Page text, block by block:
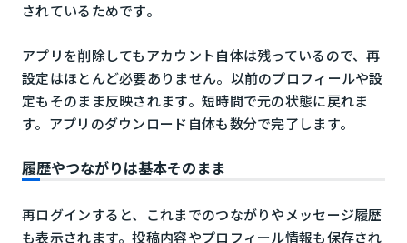
されているためです。
アプリを削除してもアカウント自体は残っているので、再
設定はほとんど必要ありません。以前のプロフィールや設
定もそのまま反映されます。短時間で元の状態に戻れま
す。アプリのダウンロード自体も数分で完了します。
履歴やつながりは基本そのまま
再ログインすると、これまでのつながりやメッセージ履歴
も表示されます。投稿内容やプロフィール情報も保存され